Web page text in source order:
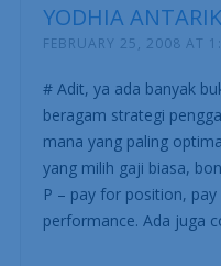
YODHIA
FEBRUARY 25, 2008 AT
# Adit, ya ada banyak
beragam strategi
mana yang paling
yang milih gaji biasa,
P – pay for position,
performance. Ada juga